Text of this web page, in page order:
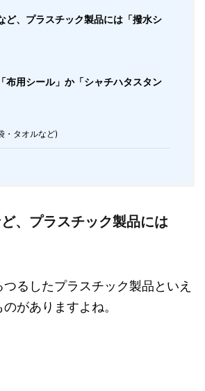
ど、プラスチック製品には「撥水シ
布用シール」か「シャチハタスタン
・タオルなど)
、プラスチック製品には
るしたプラスチック製品といえ
がありますよね。